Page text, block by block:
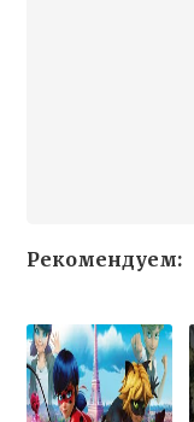
Рекомендуем: